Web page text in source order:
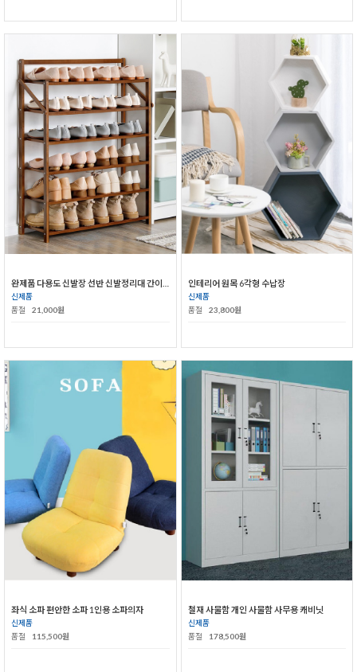
신제품
품절
21,000원
인테리어 원목 6각형 수납장
신제품
품절
23,800원
좌식 소파 편안한 소파 1인용 소파의자
신제품
품절
115,500원
철재 사물함 개인 사물함 사무용 캐비닛
신제품
품절
178,500원